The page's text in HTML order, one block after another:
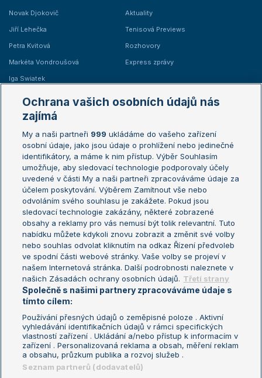
Novak Djokovič
Jiří Lehečka
Petra Kvitová
Markéta Vondroušová
Iga Swiatek
Aktuality
Tenisová Previews
Rozhovory
Express zprávy
Žebříčky
Žebříček ATP (muži)
Žebříček WTA (ženy)
Sázkařský žebříček
Australian Open
French Open
Wimbledon
US Open
Turnaj mistrů
Turnaj mistryň
Aktualní trendy
Fotbalové přestupy
Livesport Daily
LS Prague Open
Podmínky užití
Nastavení soukromí
GDPR a žurnalistika
Reklama
Kontakt
Informace o zpracování osobních
údajů
Ochrana vašich osobních údajů nás
zajímá
My a naši partneři 999 ukládáme do vašeho zařízení
osobní údaje, jako jsou údaje o prohlížení nebo jedinečné
identifikátory, a máme k nim přístup. Výběr Souhlasím
umožňuje, aby sledovací technologie podporovaly účely
uvedené v části My a naši partneři zpracováváme údaje za
účelem poskytování. Výběrem Zamítnout vše nebo
odvoláním svého souhlasu je zakážete. Pokud jsou
sledovací technologie zakázány, některé zobrazené
obsahy a reklamy pro vás nemusí být tolik relevantní. Tuto
nabídku můžete kdykoli znovu zobrazit a změnit své volby
nebo souhlas odvolat kliknutím na odkaz Řízení předvoleb
ve spodní části webové stránky. Vaše volby se projeví v
našem Internetová stránka. Další podrobnosti naleznete v
našich Zásadách ochrany osobních údajů. Třetí strany
Společně s našimi partnery zpracováváme údaje s
tímto cílem:
Používání přesných údajů o zeměpisné poloze . Aktivní
vyhledávání identifikačních údajů v rámci specifických
vlastností zařízení . Ukládání a/nebo přístup k informacím v
zařízení . Personalizovaná reklama a obsah, měření reklam
a obsahu, průzkum publika a rozvoj služeb .
Seznam partnerů (dodavatelů)